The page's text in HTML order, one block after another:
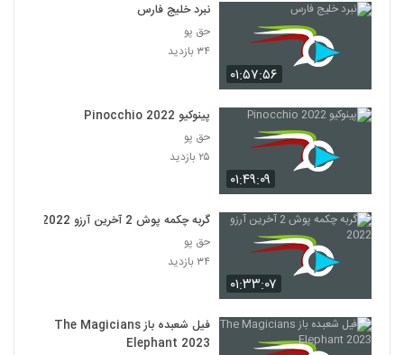
۰۱:۵۷:۵۶
نبرد خلیج فارس
حق پو
۳۴ بازدید
۰۱:۴۹:۰۹
پینوکیو Pinocchio 2022
حق پو
۲۵ بازدید
۰۱:۳۳:۰۷
گربه چکمه پوش 2 آخرین آرزو 2022
حق پو
۳۴ بازدید
فیل شعبده باز The Magicians
Elephant 2023